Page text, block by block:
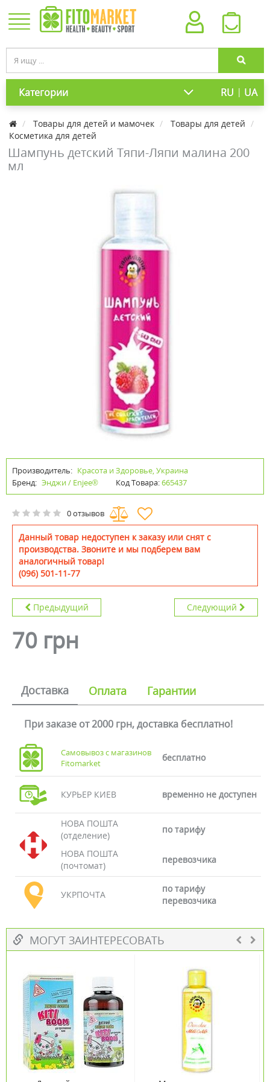
Категории RU | UA
Товары для детей и мамочек
Товары для детей
Косметика для детей
Шампунь детский Тяпи-Ляпи малина 200
мл
Производитель: Красота и Здоровье, Украина
Бренд: Энджи / Enjee® Код Товара:665437
0 отзывов
Данный товар недоступен к заказу или снят с
производства. Звоните и мы подберем вам
аналогичный товар!
(096) 501-11-77
Предыдущий Следующий
70 грн
Доставка Оплата Гарантии
При заказе от 2000 грн, доставка бесплатно!
Самовывоз с магазинов
Fitomarket
бесплатно
КУРЬЕР КИЕВ временно не доступен
НОВА ПОШТА
(отделение)
по тарифу
НОВА ПОШТА
(почтомат)
перевозчика
УКРПОЧТА
по тарифу
перевозчика
МОГУТ ЗАИНТЕРЕСОВАТЬ